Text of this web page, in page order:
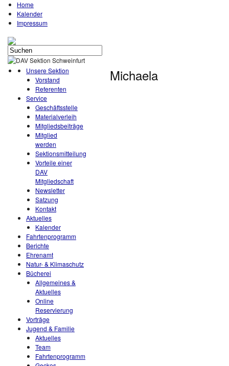
Home
Kalender
Impressum
Unsere Sektion
Vorstand
Referenten
Service
Geschäftsstelle
Materialverleih
Mitgliedsbeiträge
Mitglied
werden
Sektionsmitteilung
Vorteile einer
DAV
Mitgliedschaft
Newsletter
Satzung
Kontakt
Aktuelles
Kalender
Fahrtenprogramm
Berichte
Ehrenamt
Natur- & Klimaschutz
Bücherei
Allgemeines &
Aktuelles
Online
Reservierung
Vorträge
Jugend & Familie
Aktuelles
Team
Fahrtenprogramm
Michaela